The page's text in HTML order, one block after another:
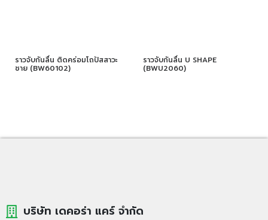
ราวจับกันลื่น ติดคร่อมโถปัสสาวะ
ชาย (BW60102)
ราวจับกันลื่น U SHAPE
(BWU2060)
บริษัท เดคอร่า แคร์ จำกัด